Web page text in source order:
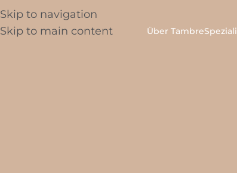
Skip to navigation
Skip to main content
Über Tambre